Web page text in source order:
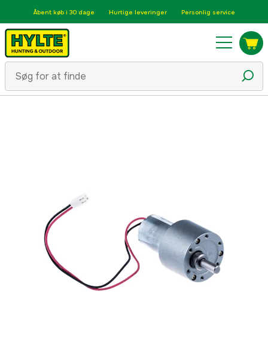
Åbent køb i 30 dage Hurtige leveringer Personlig service